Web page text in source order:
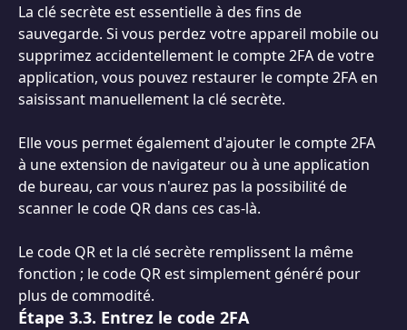
La clé secrète est essentielle à des fins de
sauvegarde. Si vous perdez votre appareil mobile ou
supprimez accidentellement le compte 2FA de votre
application, vous pouvez restaurer le compte 2FA en
saisissant manuellement la clé secrète.
Elle vous permet également d'ajouter le compte 2FA
à une extension de navigateur ou à une application
de bureau, car vous n'aurez pas la possibilité de
scanner le code QR dans ces cas-là.
Le code QR et la clé secrète remplissent la même
fonction ; le code QR est simplement généré pour
plus de commodité.
Étape 3.3. Entrez le code 2FA